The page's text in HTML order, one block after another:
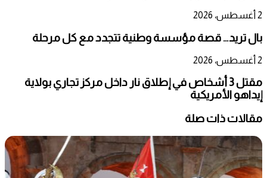
2 أغسطس، 2026
بال تريد… قصة مؤسسة وطنية تتجدد مع كل مرحلة
2 أغسطس، 2026
مقتل 3 أشخاص في إطلاق نار داخل مركز تجاري بولاية
إيداهو الأمريكية
مقالات ذات صلة